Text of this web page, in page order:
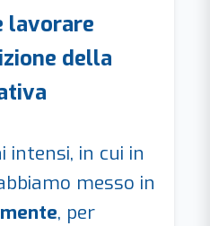
lavorare
della
intensi, in cui in
messo in
mente, per